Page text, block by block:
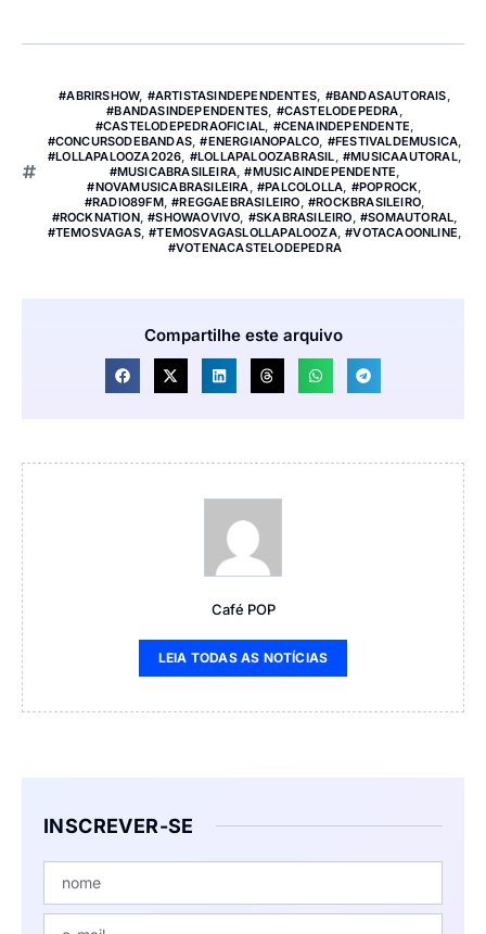
#ABRIRSHOW, #ARTISTASINDEPENDENTES, #BANDASAUTORAIS,
#BANDASINDEPENDENTES, #CASTELODEPEDRA,
#CASTELODEPEDRAOFICIAL, #CENAINDEPENDENTE,
#CONCURSODEBANDAS,#ENERGIANOPALCO, #FESTIVALDEMUSICA,
#LOLLAPALOOZA2026, #LOLLAPALOOZABRASIL, #MUSICAAUTORAL,
#MUSICABRASILEIRA,#MUSICAINDEPENDENTE,
#NOVAMUSICABRASILEIRA,#PALCOLOLLA, #POPROCK,
#RADIO89FM,#REGGAEBRASILEIRO, #ROCKBRASILEIRO,
#ROCKNATION,#SHOWAOVIVO, #SKABRASILEIRO,#SOMAUTORAL,
#TEMOSVAGAS,#TEMOSVAGASLOLLAPALOOZA,#VOTACAOONLINE,
#VOTENACASTELODEPEDRA
Compartilhe este arquivo
Café POP
LEIA TODAS AS NOTÍCIAS
INSCREVER-SE